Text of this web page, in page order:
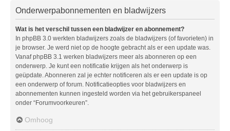
Onderwerpabonnementen en bladwijzers
Wat is het verschil tussen een bladwijzer en abonnement?
In phpBB 3.0 werkten bladwijzers zoals de bladwijzers (of favorieten) in
je browser. Je werd niet op de hoogte gebracht als er een update was.
Vanaf phpBB 3.1 werken bladwijzers meer als abonneren op een
onderwerp. Je kunt een notificatie krijgen als het onderwerp is
geüpdate. Abonneren zal je echter notificeren als er een update is op
een onderwerp of forum. Notificatieopties voor bladwijzers en
abonnementen kunnen ingesteld worden via het gebruikerspaneel
onder “Forumvoorkeuren”.
Omhoog